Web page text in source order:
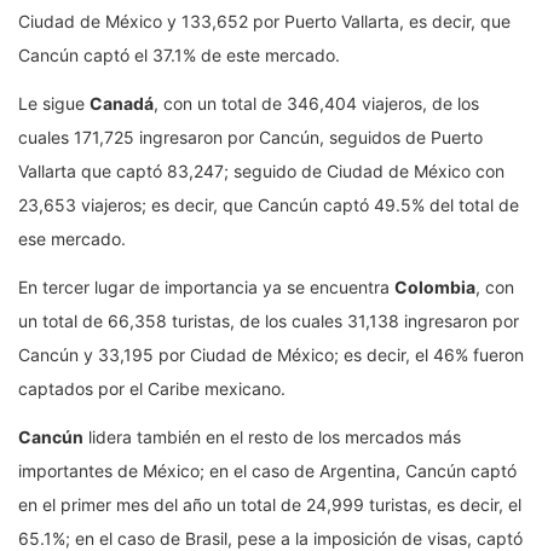
Ciudad de México y 133,652 por Puerto Vallarta, es decir, que
Cancún captó el 37.1% de este mercado.
Le sigue Canadá, con un total de 346,404 viajeros, de los
cuales 171,725 ingresaron por Cancún, seguidos de Puerto
Vallarta que captó 83,247; seguido de Ciudad de México con
23,653 viajeros; es decir, que Cancún captó 49.5% del total de
ese mercado.
En tercer lugar de importancia ya se encuentra Colombia, con
un total de 66,358 turistas, de los cuales 31,138 ingresaron por
Cancún y 33,195 por Ciudad de México; es decir, el 46% fueron
captados por el Caribe mexicano.
Cancún lidera también en el resto de los mercados más
importantes de México; en el caso de Argentina, Cancún captó
en el primer mes del año un total de 24,999 turistas, es decir, el
65.1%; en el caso de Brasil, pese a la imposición de visas, captó